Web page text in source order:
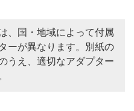
、国・地域によって付属
ーが異なります。別紙の
うえ、適切なアダプター